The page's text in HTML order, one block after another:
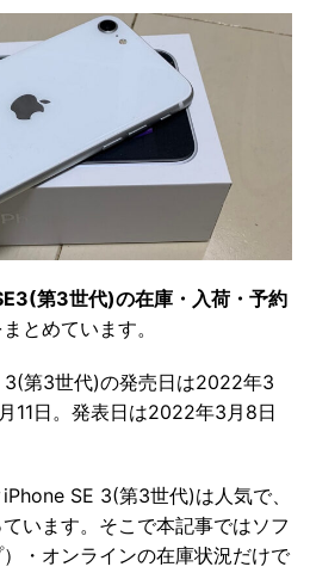
第3世代)の在庫・入荷・予約
まとめています。
3(第3世代)の発売日は2022年3
11日。発表日は2022年3月8日
SE 3(第3世代)は人気で、
います。そこで本記事ではソフ
・オンラインの在庫状況だけで